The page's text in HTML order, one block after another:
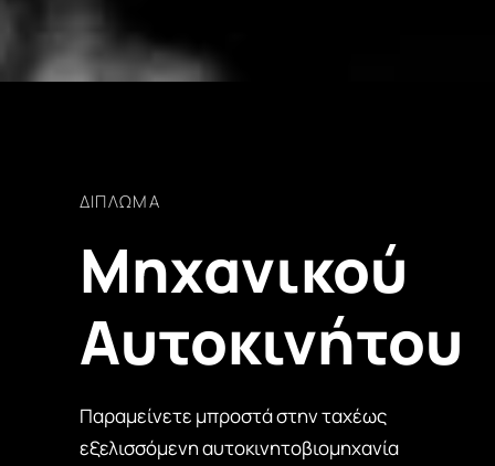
ΔΊΠΛΩΜΑ
Μηχανικού
Αυτοκινήτου
Παραμείνετε μπροστά στην ταχέως
εξελισσόμενη αυτοκινητοβιομηχανία